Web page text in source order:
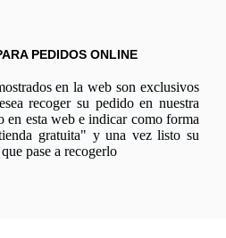
PEDIDOS ONLINE
en la web son exclusivos
recoger su pedido en nuestra
en esta web e indicar como forma
gratuita" y una vez listo su
pase a recogerlo